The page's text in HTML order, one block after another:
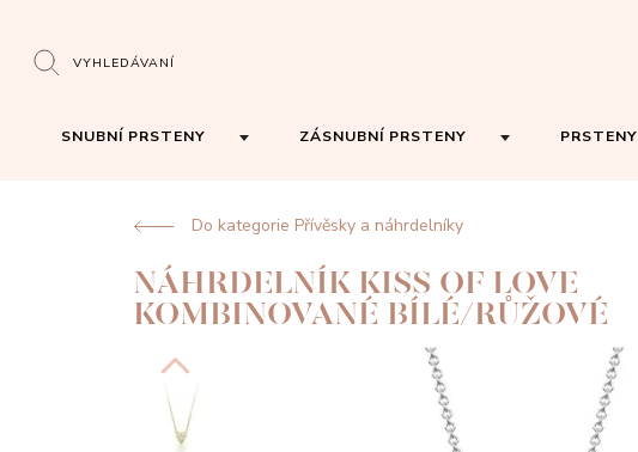
VYHLEDÁVANÍ
SNUBNÍ PRSTENY ZÁSNUBNÍ PRSTENY PRSTENY
Do kategorie Přívěsky a náhrdelníky
NÁHRDELNÍK KISS OF LOVE
KOMBINOVANÉ BÍLÉ/RŮŽOVÉ